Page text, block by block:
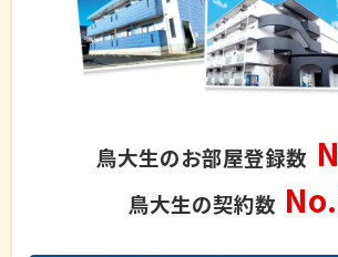
鳥大生のお部屋登録数
鳥大生の契約数